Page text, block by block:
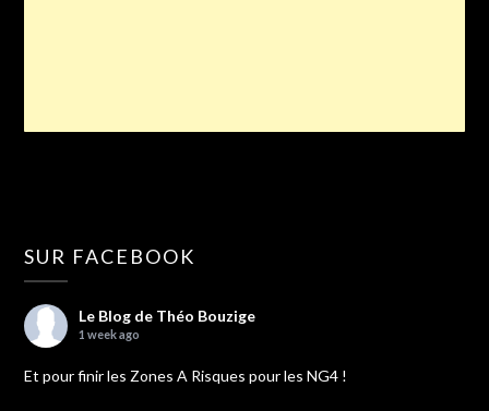
SUR FACEBOOK
Le Blog de Théo Bouzige
1 week ago
Et pour finir les Zones A Risques pour les NG4 !